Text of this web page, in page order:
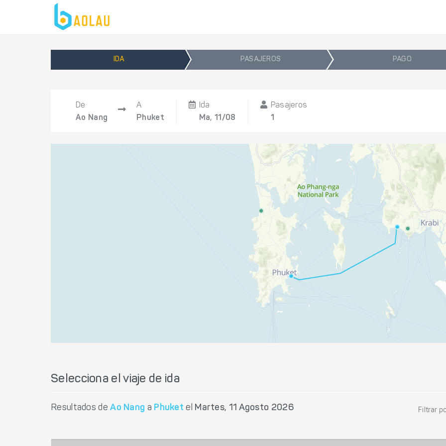
IDA PASAJEROS PAGO
De
Ao Nang
A
Phuket
Ida
Ma, 11/08
Pasajeros
1
Selecciona el viaje de ida
Resultados deAo Nang a Phuket el Martes, 11 Agosto 2026 Filtrar